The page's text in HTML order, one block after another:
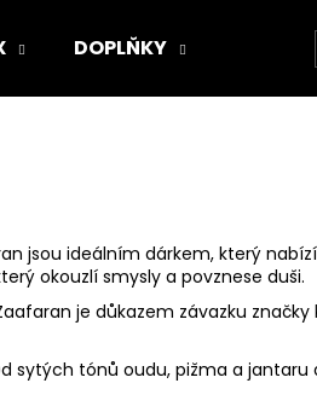
DOPLŇKY
jsou ideálním dárkem, který
okouzlí smysly a povznese duši.
je důkazem závazku
sytých tónů oudu, pižma a